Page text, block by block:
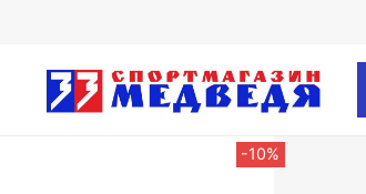
-10%